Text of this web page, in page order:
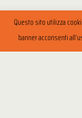
Questo sito utilizza
banner acconsenti